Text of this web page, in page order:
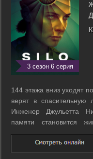
3 сезон 6 серия
144 этажа вниз уходят
верят в спасительную
Инженер Джульетта
памяти становится
системы. Она не помнит
скрыты ключи к гибели
запретную правду о ...